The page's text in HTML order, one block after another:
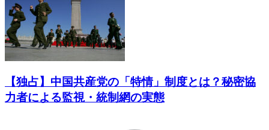
【独占】中国共産党の「特情」制度とは？秘密協
力者による監視・統制網の実態